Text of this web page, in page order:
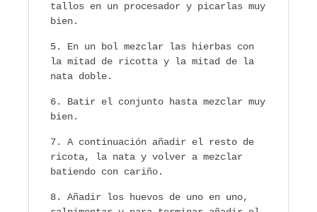
tallos en un procesador y picarlas muy
bien.
En un bol mezclar las hierbas con
la mitad de ricotta y la mitad de la
nata doble.
Batir el conjunto hasta mezclar muy
bien.
A continuación añadir el resto de
ricota, la nata y volver a mezclar
batiendo con cariño.
Añadir los huevos de uno en uno,